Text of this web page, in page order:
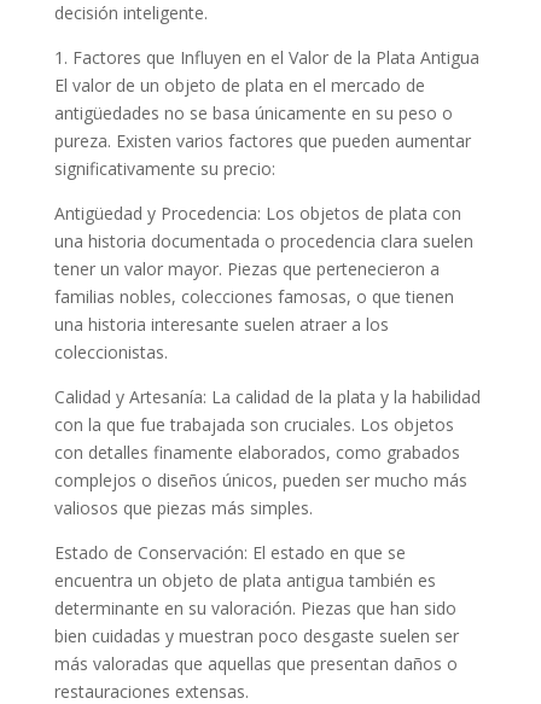
decisión inteligente.
1. Factores que Influyen en el Valor de la Plata Antigua
El valor de un objeto de plata en el mercado de
antigüedades no se basa únicamente en su peso o
pureza. Existen varios factores que pueden aumentar
significativamente su precio:
Antigüedad y Procedencia: Los objetos de plata con
una historia documentada o procedencia clara suelen
tener un valor mayor. Piezas que pertenecieron a
familias nobles, colecciones famosas, o que tienen
una historia interesante suelen atraer a los
coleccionistas.
Calidad y Artesanía: La calidad de la plata y la habilidad
con la que fue trabajada son cruciales. Los objetos
con detalles finamente elaborados, como grabados
complejos o diseños únicos, pueden ser mucho más
valiosos que piezas más simples.
Estado de Conservación: El estado en que se
encuentra un objeto de plata antigua también es
determinante en su valoración. Piezas que han sido
bien cuidadas y muestran poco desgaste suelen ser
más valoradas que aquellas que presentan daños o
restauraciones extensas.